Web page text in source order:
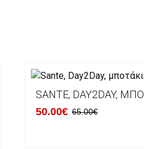
SANTE, DAY2DAY,
50.00€ 65.00€